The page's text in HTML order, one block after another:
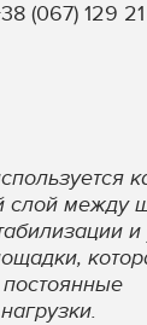
(067) 129
слой между